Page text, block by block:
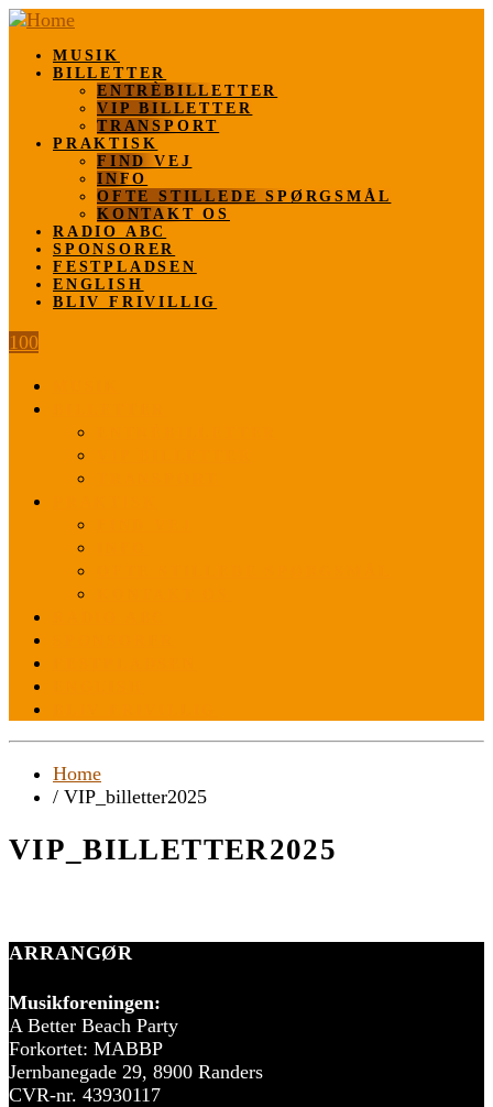
MUSIK
BILLETTER
ENTRÈBILLETTER
VIP BILLETTER
TRANSPORT
PRAKTISK
FIND VEJ
INFO
OFTE STILLEDE SPØRGSMÅL
KONTAKT OS
RADIO ABC
SPONSORER
FESTPLADSEN
ENGLISH
BLIV FRIVILLIG
100
Home
/ VIP_billetter2025
VIP_BILLETTER2025
ARRANGØR
Musikforeningen:
A Better Beach Party
Forkortet: MABBP
Jernbanegade 29, 8900 Randers
CVR-nr. 43930117